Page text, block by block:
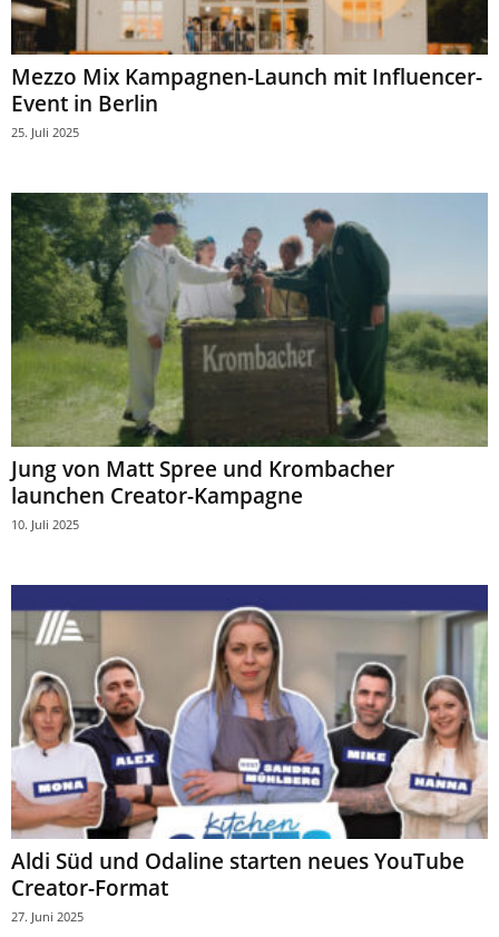
Mezzo Mix Kampagnen-Launch mit Influencer-
Event in Berlin
25. Juli 2025
Jung von Matt Spree und Krombacher
launchen Creator-Kampagne
10. Juli 2025
Aldi Süd und Odaline starten neues YouTube
Creator-Format
27. Juni 2025